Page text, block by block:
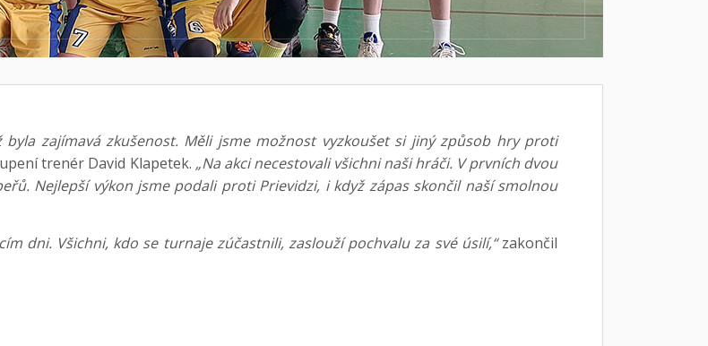
zajímavá zkušenost. Měli jsme možnost vyzkoušet si jiný způsob hry proti
trenér David Klapetek. „Na akci necestovali všichni naši hráči. V prvních dvou
Nejlepší výkon jsme podali proti Prievidzi, i když zápas skončil naší smolnou
dni. Všichni, kdo se turnaje zúčastnili, zaslouží pochvalu za své úsilí,“zakončil